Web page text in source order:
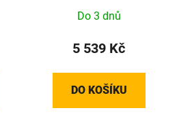
Do 3 dnů
5 539 Kč
DO KOŠÍKU